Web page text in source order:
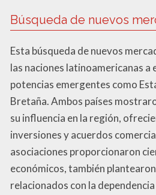
Búsqueda de nuevos
Esta búsqueda de nuevos
las naciones latinoamericanas a
potencias emergentes como
Bretaña. Ambos países
su influencia en la región,
inversiones y acuerdos
asociaciones proporcionaron
económicos, también
relacionados con la